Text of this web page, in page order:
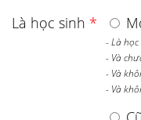
Là học sinh *
- Là
- Và
- Và
- Và